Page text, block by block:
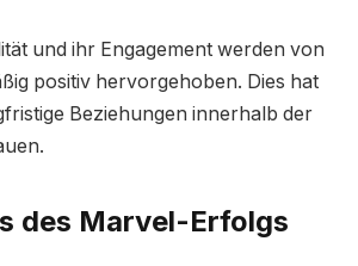
und ihr Engagement werden von
positiv hervorgehoben. Dies hat
Beziehungen innerhalb der
des Marvel-Erfolgs